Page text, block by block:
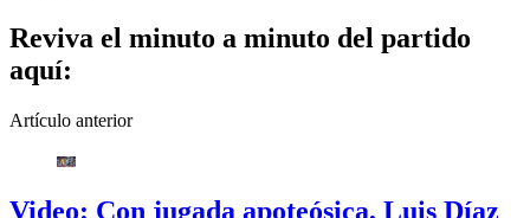
Reviva el minuto a minuto del partido
aquí:
Artículo anterior
Video: Con jugada apoteósica, Luis Díaz